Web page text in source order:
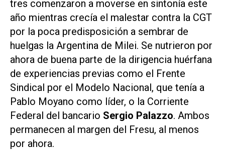
tres comenzaron a moverse en sintonía este
año mientras crecía el malestar contra la CGT
por la poca predisposición a sembrar de
huelgas la Argentina de Milei. Se nutrieron por
ahora de buena parte de la dirigencia huérfana
de experiencias previas como el Frente
Sindical por el Modelo Nacional, que tenía a
Pablo Moyano como líder, o la Corriente
Federal del bancario Sergio Palazzo. Ambos
permanecen al margen del Fresu, al menos
por ahora.